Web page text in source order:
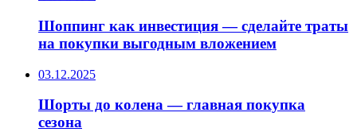
Шоппинг как инвестиция — сделайте траты
на покупки выгодным вложением
03.12.2025
Шорты до колена — главная покупка
сезона